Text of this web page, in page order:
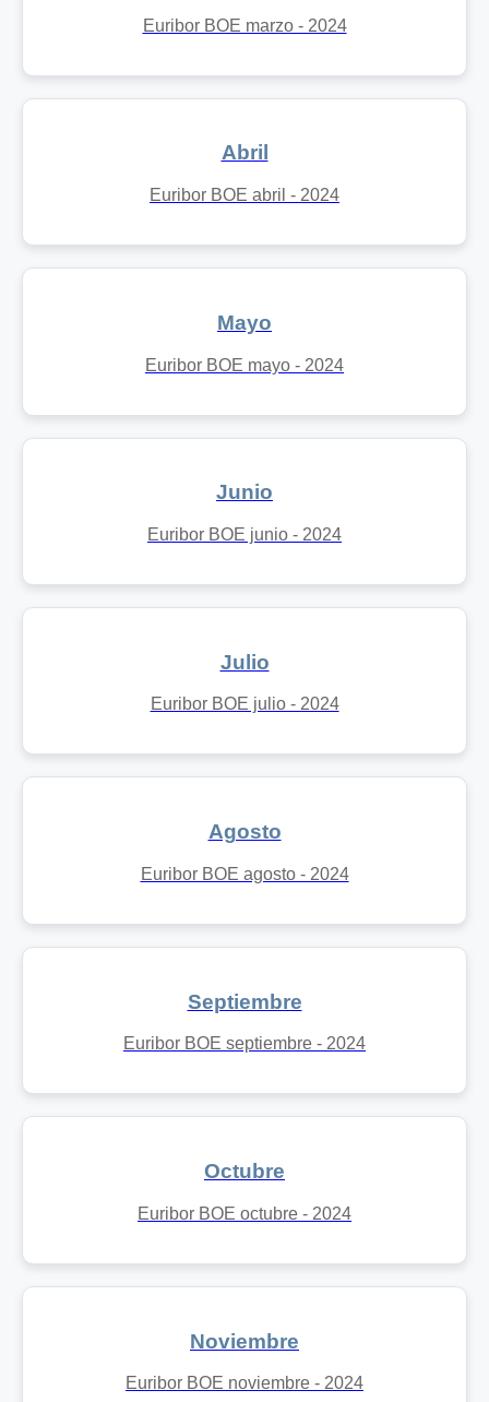
Euribor BOE marzo - 2024
Abril
Euribor BOE abril - 2024
Mayo
Euribor BOE mayo - 2024
Junio
Euribor BOE junio - 2024
Julio
Euribor BOE julio - 2024
Agosto
Euribor BOE agosto - 2024
Septiembre
Euribor BOE septiembre - 2024
Octubre
Euribor BOE octubre - 2024
Noviembre
Euribor BOE noviembre - 2024